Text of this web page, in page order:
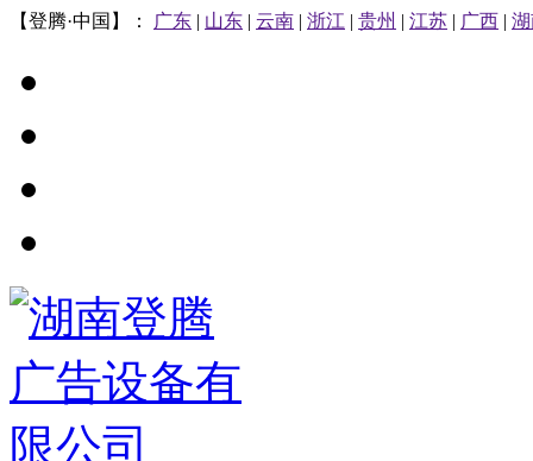
【登腾·中国】： 广东 | 山东 | 云南 | 浙江 | 贵州 | 江苏 | 广西 |